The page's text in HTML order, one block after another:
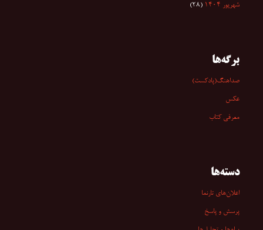
شهریور ۱۴۰۴ (۲۸)
برگه‌ها
صداهنگ(پادکست)
عکس
معرفی کتاب
دسته‌ها
اعلان‌های تارنما
پرسش و پاسخ